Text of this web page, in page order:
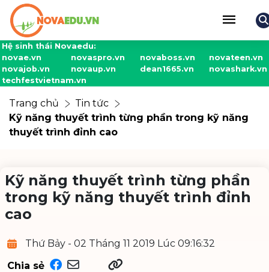
Hệ sinh thái Novaedu:
novae.vn
novaspro.vn novaboss.vn
novateen.vn
novajob.vn
novaup.vn dean1665.vn
novashark.vn
techfestvietnam.vn
Trang chủ
Tin tức
Kỹ năng thuyết trình từng phần trong kỹ năng
thuyết trình đỉnh cao
Kỹ năng thuyết trình từng phần
trong kỹ năng thuyết trình đỉnh
cao
Thứ Bảy - 02 Tháng 11 2019 Lúc 09:16:32
Chia sẻ